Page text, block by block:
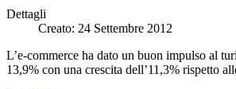
Dettagli
Creato: 24 Settembre 2012
L’e-commerce ha dato un buon impulso al
13,9% con una crescita dell’11,3% rispetto